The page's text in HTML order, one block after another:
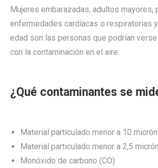
Mujeres embarazadas, adultos mayores,
enfermedades cardíacas o respiratorias
edad son las personas que podrían
con la contaminación en el aire.
¿Qué contaminantes se
Material particulado menor a 10
Material particulado menor a 2,5
Monóxido de carbono (CO)